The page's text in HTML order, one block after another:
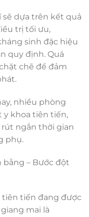
sẽ dựa trên kết quả
trị tối ưu,
sinh đặc hiệu
quy định. Quá
chẽ để đảm
nhiều phòng
y khoa tiên tiến,
ngắn thời gian
phụ.
bằng – Bước đột
tiến đang được
mai là